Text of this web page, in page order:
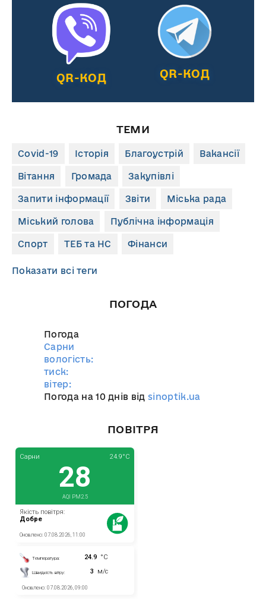
QR-КОД QR-КОД
ТЕМИ
Covid-19 Історія Благоустрій Вакансії
Вітання Громада Закупівлі
Запити інформації Звіти Міська рада
Міський голова Публічна інформація
Спорт ТЕБ та НС Фінанси
Показати всі теги
ПОГОДА
Погода
Сарни
вологість:
тиск:
вітер:
Погода на 10 днів відsinoptik.ua
ПОВІТРЯ